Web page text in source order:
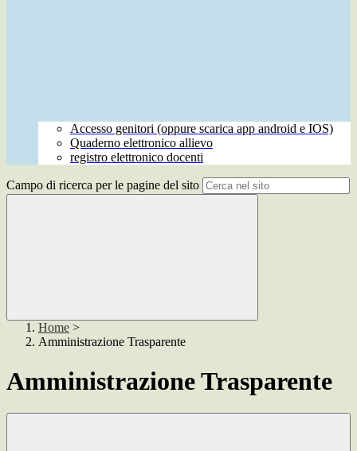
Accesso genitori (oppure scarica app android e IOS)
Quaderno elettronico allievo
registro elettronico docenti
Campo di ricerca per le pagine del sito
Home >
Amministrazione Trasparente
Amministrazione Trasparente